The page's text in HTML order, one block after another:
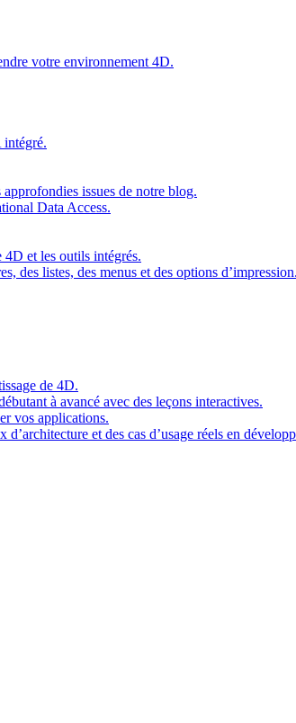
votre environnement 4D.
intégré.
issues de notre blog.
Data Access.
et les outils intégrés.
des listes, des menus et des options d’impression.
de 4D.
à avancé avec des leçons interactives.
vos applications.
et des cas d’usage réels en